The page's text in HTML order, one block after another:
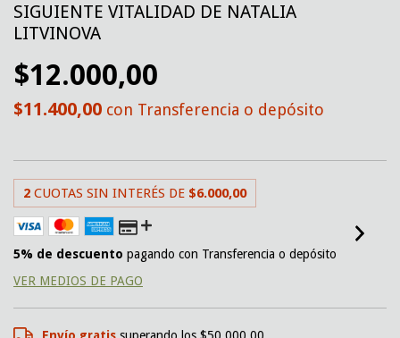
SIGUIENTE VITALIDAD DE NATALIA
LITVINOVA
$12.000,00
$11.400,00 con Transferencia o depósito
2 CUOTAS SIN INTERÉS DE $6.000,00
5% de descuento pagando con Transferencia o depósito
VER MEDIOS DE PAGO